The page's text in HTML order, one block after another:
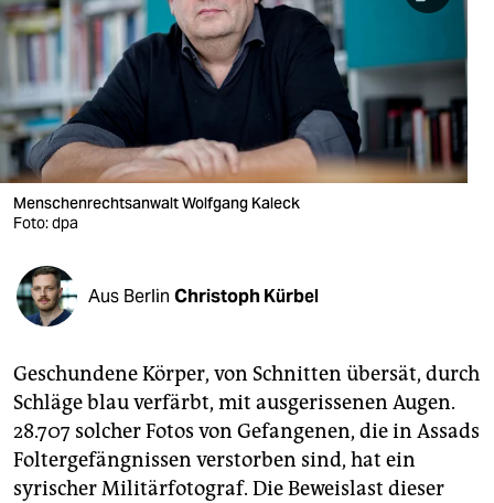
berlin
nord
wahrheit
verlag
verlag
veranstaltungen
shop
unterstützen
abo
genossenschaft
Menschenrechtsanwalt Wolfgang Kaleck
Foto: dpa
Aus Berlin Christoph Kürbel
Geschundene Körper, von Schnitten übersät, durch
Schläge blau verfärbt, mit ausgerissenen Augen.
28.707 solcher Fotos von Gefangenen, die in Assads
Foltergefängnissen verstorben sind, hat ein
syrischer Militärfotograf. Die Beweislast dieser